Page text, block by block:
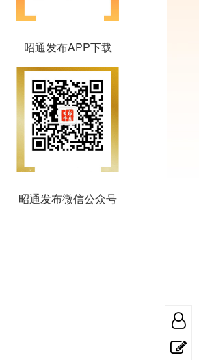
昭通发布APP下载
昭通发布微信公众号